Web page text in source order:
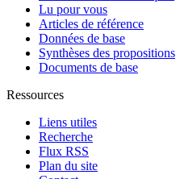
Lu pour vous
Articles de référence
Données de base
Synthèses des propositions
Documents de base
Ressources
Liens utiles
Recherche
Flux RSS
Plan du site